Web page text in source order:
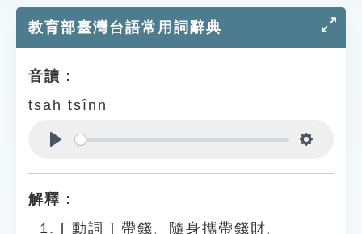
知識索引
遊戲專區
貓頭鷹博士
教育部臺灣台語常用詞辭典
音讀：
tsah tsînn
解釋：
[ 動詞 ] 帶錢。隨身攜帶錢財。